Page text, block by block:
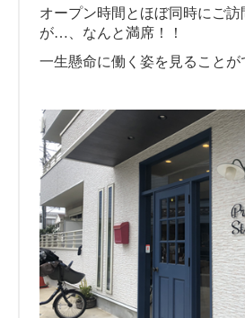
オープン時間とほぼ同時にご訪
が…、なんと満席！！
一生懸命に働く姿を見ることが